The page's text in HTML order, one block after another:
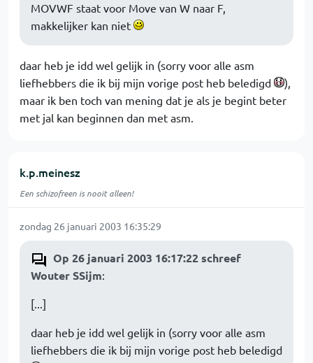
MOVWF staat voor Move van W naar F,
makkelijker kan niet
daar heb je idd wel gelijk in (sorry voor alle asm
liefhebbers die ik bij mijn vorige post heb beledigd
),
maar ik ben toch van mening dat je als je begint beter
met jal kan beginnen dan met asm.
k.p.meinesz
Een schizofreen is nooit alleen!
zondag 26 januari 2003 16:35:29
Op 26 januari 2003 16:17:22 schreef
Wouter SSijm:
[...]
daar heb je idd wel gelijk in (sorry voor alle asm
liefhebbers die ik bij mijn vorige post heb beledigd